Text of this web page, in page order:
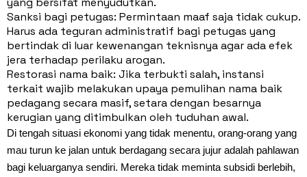
Sanksi bagi petugas: Permintaan maaf saja tidak cukup.
Harus ada teguran administratif bagi petugas yang
bertindak di luar kewenangan teknisnya agar ada efek
jera terhadap perilaku arogan.
Restorasi nama baik: Jika terbukti salah, instansi
terkait wajib melakukan upaya pemulihan nama baik
pedagang secara masif, setara dengan besarnya
kerugian yang ditimbulkan oleh tuduhan awal.
Di tengah situasi ekonomi yang tidak menentu, orang-orang yang
mau turun ke jalan untuk berdagang secara jujur adalah pahlawan
bagi keluarganya sendiri. Mereka tidak meminta subsidi berlebih,